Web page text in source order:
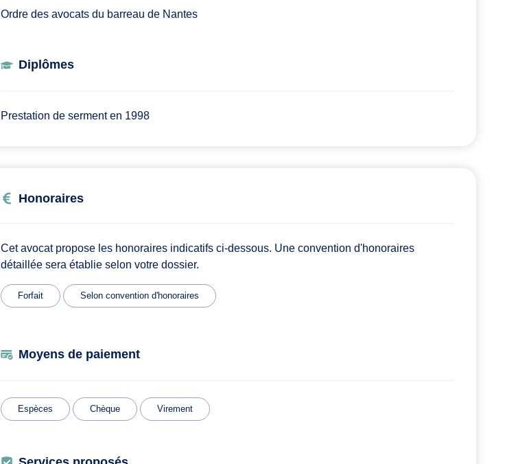
Ordre des avocats du barreau de Nantes
Diplômes
Prestation de serment en 1998
Honoraires
Cet avocat propose les honoraires indicatifs ci-dessous. Une convention d'honoraires
détaillée sera établie selon votre dossier.
Forfait Selon convention d'honoraires
Moyens de paiement
Espèces Chèque Virement